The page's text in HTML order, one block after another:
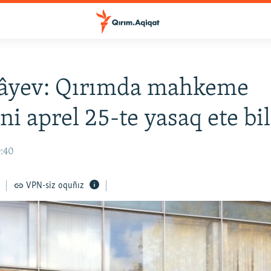
Qırımda mahkeme
aprel 25-te yasaq ete
VPN-siz oquñız